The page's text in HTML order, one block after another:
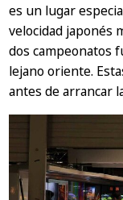
es un lugar
velocidad japonés
dos campeonatos
lejano oriente.
antes de arrancar